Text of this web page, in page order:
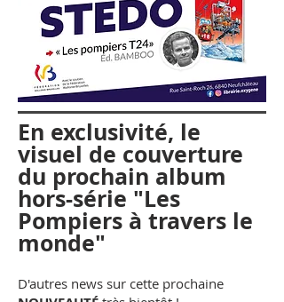
En exclusivité, le
visuel de couverture
du prochain album
hors-série "Les
Pompiers à travers le
monde"
D'autres news sur cette prochaine